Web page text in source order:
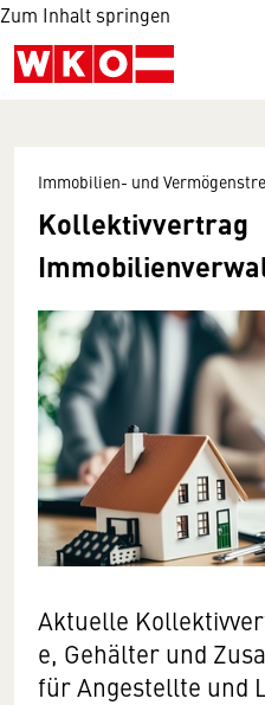
Zum Inhalt springen
Immobilien- und
Kollektivvertrag
Aktuelle
e, Gehälter und
für Angestellte und